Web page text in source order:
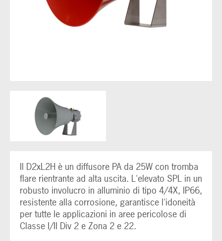
Il D2xL2H è un diffusore PA da 25W con tromba
flare rientrante ad alta uscita. L'elevato SPL in un
robusto involucro in alluminio di tipo 4/4X, IP66,
resistente alla corrosione, garantisce l'idoneità
per tutte le applicazioni in aree pericolose di
Classe I/II Div 2 e Zona 2 e 22.